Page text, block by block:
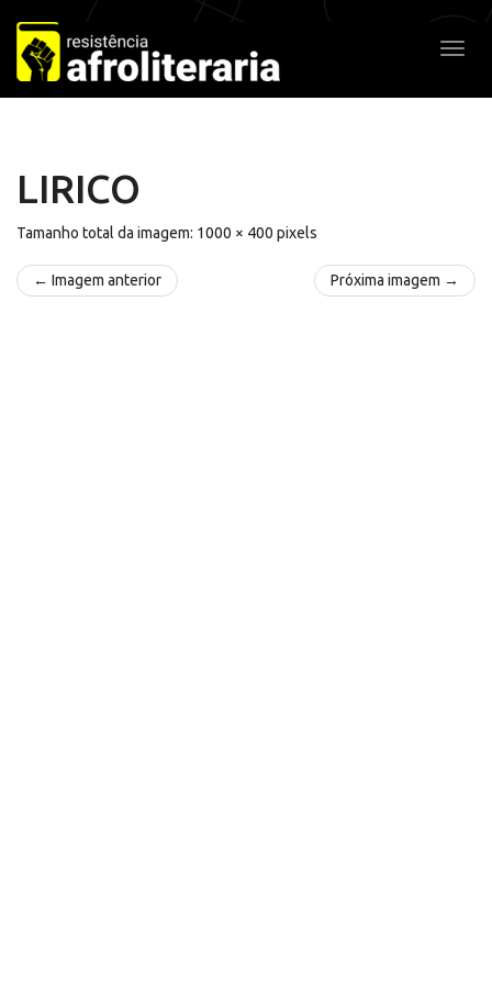
Pular
para
o
conteúdo
LIRICO
Tamanho total da imagem: 1000 × 400 pixels
← Imagem anterior Próxima imagem →